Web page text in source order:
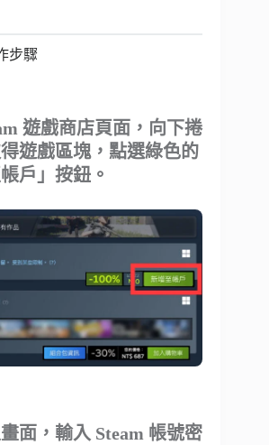
步驟
遊戲商店頁面，向下捲
遊戲區塊，點選綠色的
戶」按鈕。
面，輸入 Steam 帳號密